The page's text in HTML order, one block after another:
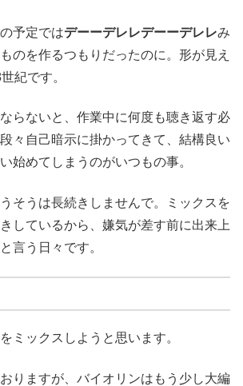
予定ではデーーデレレデーーデレレみ
のを作るつもりだったのに。形が見え
紀です。
らないと、作業中に何度も聴き返す必
々自己暗示に掛かってきて、結構良い
始めてしまうのがいつもの事。
そうは長続きしませんで。ミックスを
しているから、嫌気が差す前に出来上
言う日々です。
ミックスしようと思います。
りますが、バイオリンはもう少し大編